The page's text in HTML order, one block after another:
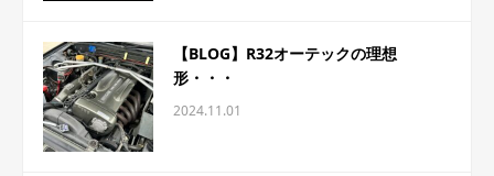
【BLOG】R32オーテックの理想
形・・・
2024.11.01